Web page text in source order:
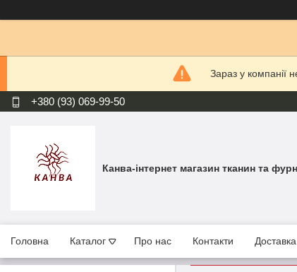
Зараз у компанії
+380 (93) 069-99-50
Канва-інтернет магазин тканин та
Головна Каталог Про нас Контакти